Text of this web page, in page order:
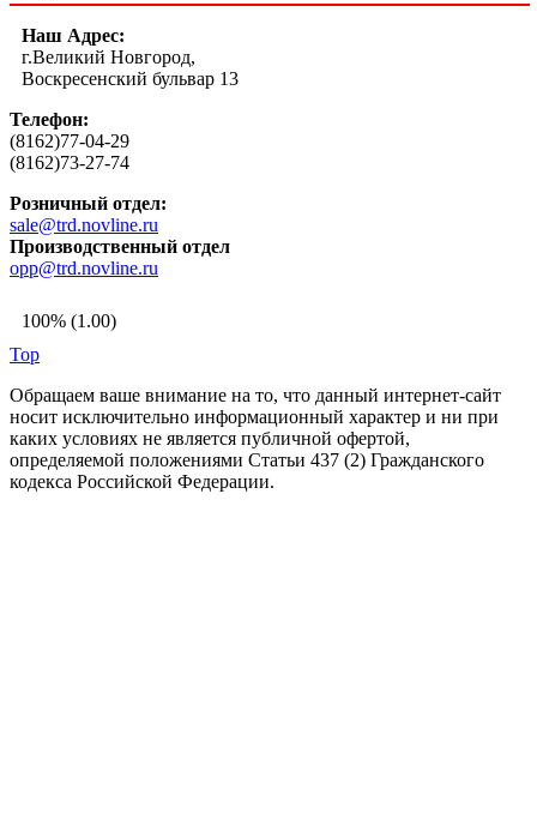
Наш Адрес:
г.Великий Новгород,
Воскресенский бульвар 13
Телефон:
(8162)77-04-29
(8162)73-27-74
Розничный отдел:
sale@trd.novline.ru
Производственный отдел
opp@trd.novline.ru
100% (1.00)
Top
Обращаем ваше внимание на то, что данный интернет-сайт
носит исключительно информационный характер и ни при
каких условиях не является публичной офертой,
определяемой положениями Статьи 437 (2) Гражданского
кодекса Российской Федерации.